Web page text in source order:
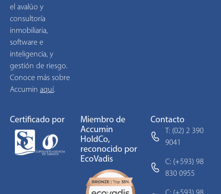
el avalúo y
consultoría
inmobiliaria,
software e
inteligencia, y
gestión de riesgo.
Conoce más sobre
Accumin aquí.
Certificado por
Miembro de
Accumin
HoldCo,
reconocido por
EcoVadis
Contacto
T: (02) 2 390
9041
C: (+593) 98
830 0955